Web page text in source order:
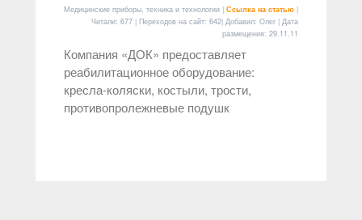
Медицинские приборы, техника и технологии | Ссылка на статью |
Читали: 677 | Переходов на сайт: 642| Добавил: Олег | Дата
размещения: 29.11.11
Компания «ДОК» предоставляет
реабилитационное оборудование:
кресла-коляски, костыли, трости,
противопролежневые подушк